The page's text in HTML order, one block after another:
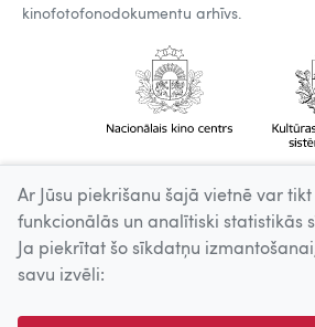
kinofotofonodokumentu arhīvs.
Ar Jūsu piekrišanu šajā vietnē var
funkcionālās un analītiski statistikās
Ja piekrītat šo sīkdatņu
savu izvēli: